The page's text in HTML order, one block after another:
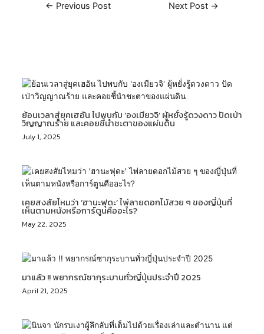
← Previous Post Next Post →
ย้อนเวลาสู่ยุคเฮอัน ไปพบกับ ‘องเมียวจิ’ ผู้หยั่งรู้ดวงดาว ปัดเป่า
วิญญาณร้าย และคอยชี้นำชะตาของแผ่นดิน
July 1, 2025
เคยสงสัยไหมว่า ‘ฮานะฟุดะ’ ไพ่ลายดอกไม้สวย ๆ ของญี่ปุ่นที่
เห็นตามหนังหรือการ์ตูนคืออะไร?
May 22, 2025
มาแล้ว !! พยากรณ์ซากุระบานทั่วญี่ปุ่นประจำปี 2025
April 21, 2025